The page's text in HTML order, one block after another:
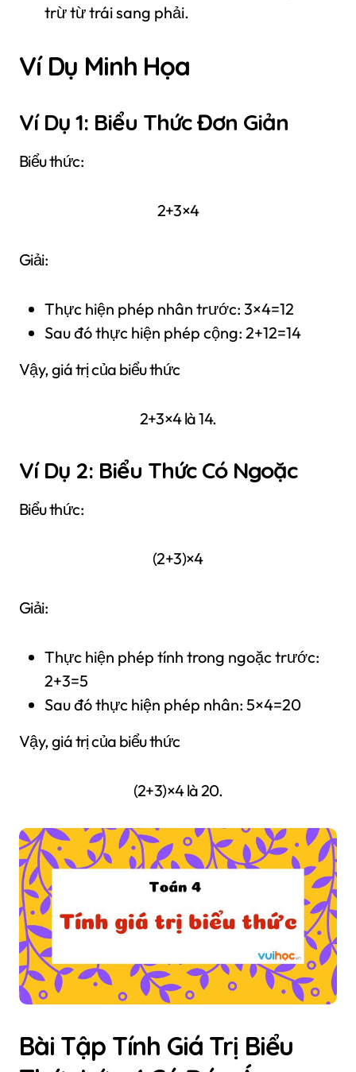
trừ từ trái sang phải.
Ví Dụ Minh Họa
Ví Dụ 1: Biểu Thức Đơn Giản
Biểu thức:
2+3×4
Giải:
Thực hiện phép nhân trước: 3×4=12
Sau đó thực hiện phép cộng: 2+12=14
Vậy, giá trị của biểu thức
2+3×4 là 14.
Ví Dụ 2: Biểu Thức Có Ngoặc
Biểu thức:
(2+3)×4
Giải:
Thực hiện phép tính trong ngoặc trước:
2+3=5
Sau đó thực hiện phép nhân: 5×4=20
Vậy, giá trị của biểu thức
(2+3)×4 là 20.
Bài Tập Tính Giá Trị Biểu